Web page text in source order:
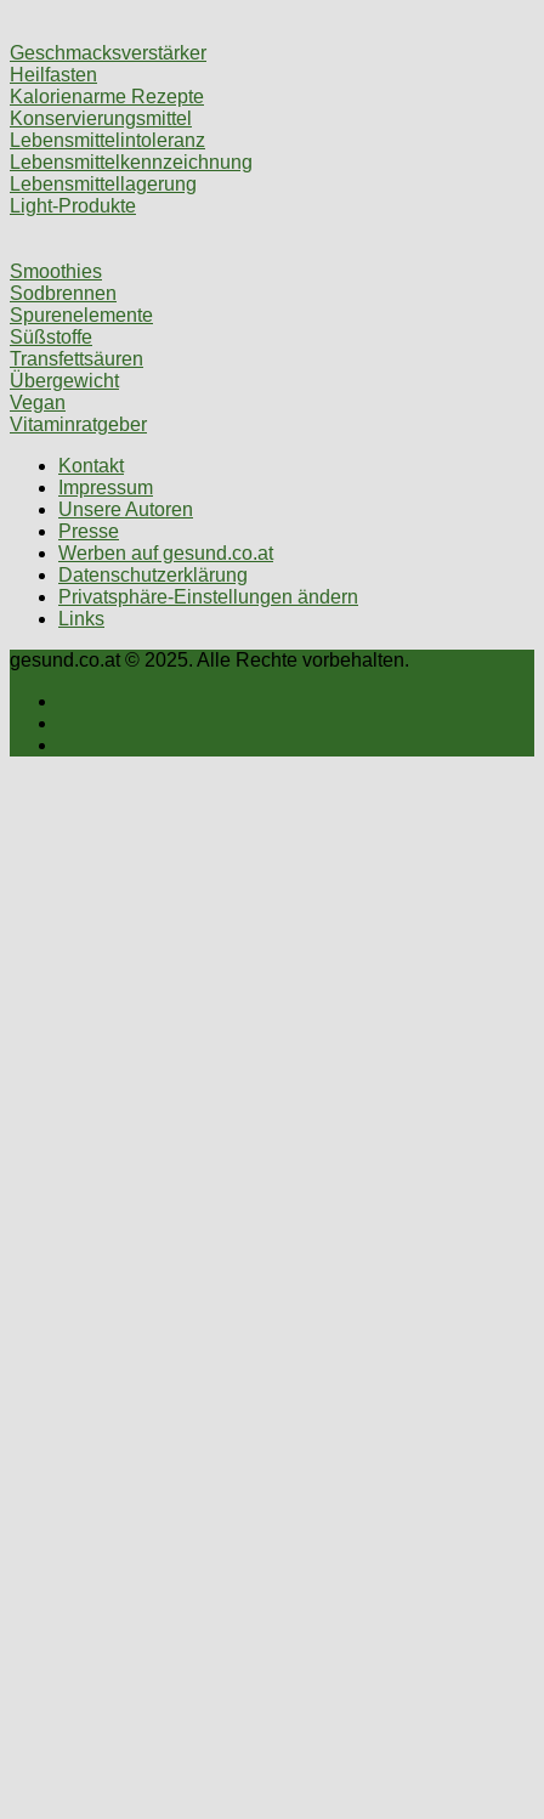
Geschmacksverstärker
Heilfasten
Kalorienarme Rezepte
Konservierungsmittel
Lebensmittelintoleranz
Lebensmittelkennzeichnung
Lebensmittellagerung
Light-Produkte
Smoothies
Sodbrennen
Spurenelemente
Süßstoffe
Transfettsäuren
Übergewicht
Vegan
Vitaminratgeber
Kontakt
Impressum
Unsere Autoren
Presse
Werben auf gesund.co.at
Datenschutzerklärung
Privatsphäre-Einstellungen ändern
Links
gesund.co.at © 2025. Alle Rechte vorbehalten.